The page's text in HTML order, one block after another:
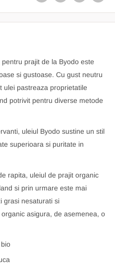
prajit de la Byodo este
si gustoase. Cu gust neutru
ulei pastreaza proprietatile
potrivit pentru diverse metode
uleiul Byodo sustine un stil
superioara si puritate in
rapita, uleiul de prajit organic
si prin urmare este mai
grasi nesaturati si
asigura, de asemenea, o